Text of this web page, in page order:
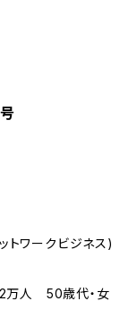
ワークビジネス)
万人 50歳代・女